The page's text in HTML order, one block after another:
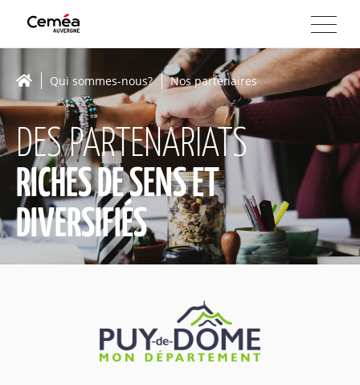
Qui sommes-nous? Nos partenaires
DES PARTENARIATS
RICHES DE SENS ET
DIVERSIFIÉS